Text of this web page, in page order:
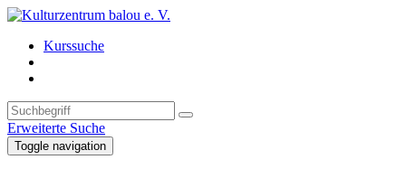
Kurssuche
Erweiterte Suche
Toggle navigation